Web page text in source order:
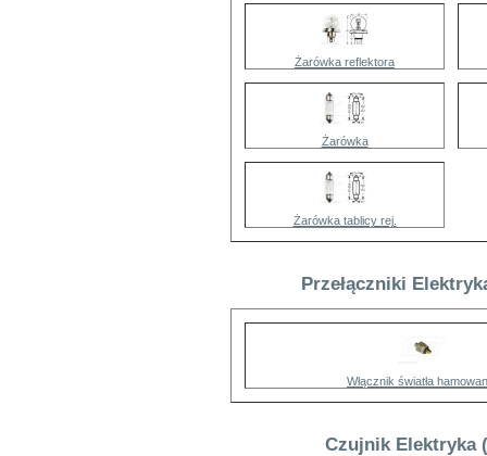
Żarówka reflektora
Żarówka
Żarówka tablicy rej.
Przełączniki
Włącznik światła
Czujnik Elektryka